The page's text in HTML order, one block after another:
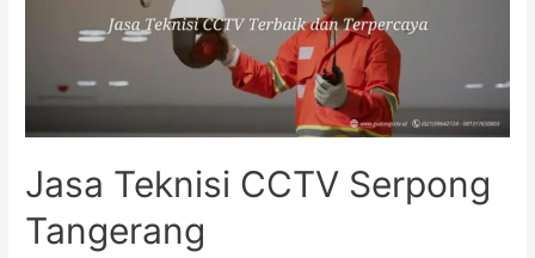
Jasa Teknisi CCTV Serpong
Tangerang